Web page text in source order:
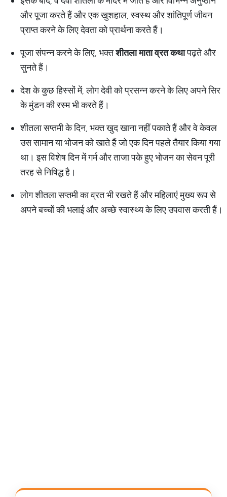
और पूजा करते हैं और एक खुशहाल, स्वस्थ और शांतिपूर्ण जीवन
प्राप्त करने के लिए देवता को प्रार्थना करते हैं।
पूजा संपन्न करने के लिए, भक्तशीतला माता व्रत कथापढ़ते और
सुनते हैं।
देश के कुछ हिस्सों में, लोग देवी को प्रसन्न करने के लिए अपने सिर
के मुंडन की रस्म भी करते हैं।
शीतला सप्तमी के दिन, भक्त खुद खाना नहीं पकाते हैं और वे केवल
उस सामान या भोजन को खाते हैं जो एक दिन पहले तैयार किया गया
था। इस विशेष दिन में गर्म और ताजा पके हुए भोजन का सेवन पूरी
तरह से निषिद्ध है।
लोग शीतला सप्तमी का व्रत भी रखते हैं और महिलाएं मुख्य रूप से
अपने बच्चों की भलाई और अच्छे स्वास्थ्य के लिए उपवास करती हैं।